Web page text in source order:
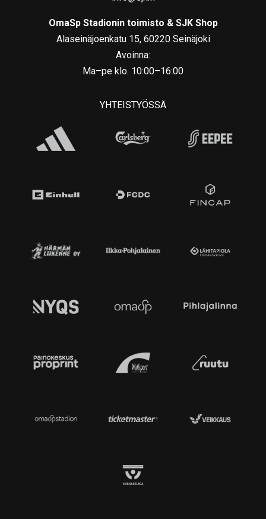
OmaSp Stadionin toimisto & SJK Shop
Alaseinäjoenkatu 15, 60220 Seinäjoki
Avoinna:
Ma–pe klo. 10:00–16:00
YHTEISTYÖSSÄ